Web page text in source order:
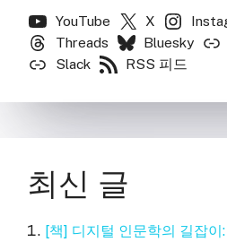
YouTube X
Threads
Bluesky
Slack
RSS 피드
최신 글
[책] 디지털 인문학의 길잡이